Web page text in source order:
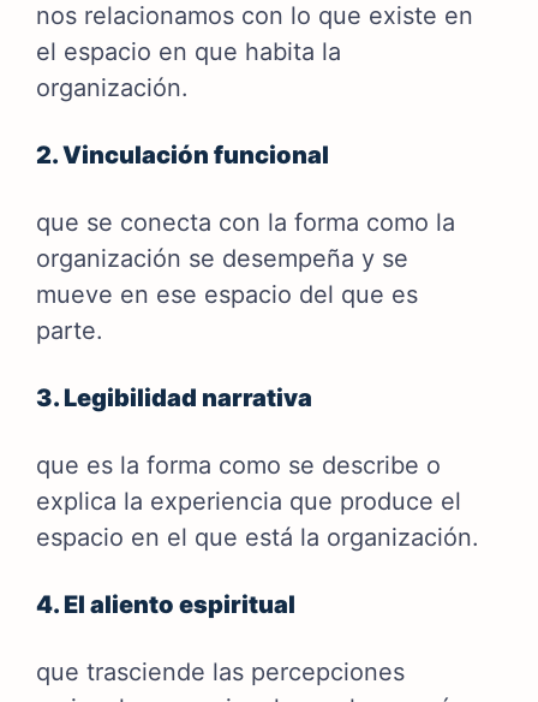
nos relacionamos con lo que existe en
el espacio en que habita la
organización.
2. Vinculación funcional
que se conecta con la forma como la
organización se desempeña y se
mueve en ese espacio del que es
parte.
3. Legibilidad narrativa
que es la forma como se describe o
explica la experiencia que produce el
espacio en el que está la organización.
4. El aliento espiritual
que trasciende las percepciones